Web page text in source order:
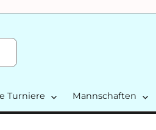
Turniere Mannschaften